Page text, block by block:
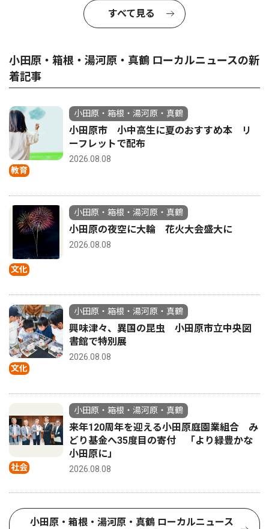
すべて見る
小田原・箱根・湯河原・真鶴 ローカルニュースの新
着記事
教育
小田原・箱根・湯河原・真鶴
小田原市 小中高生に夏のおすすめ本 リ
ーフレットで配布
2026.08.08
文化
小田原・箱根・湯河原・真鶴
小田原の夜空に大輪 花火大会盛大に
2026.08.08
文化
小田原・箱根・湯河原・真鶴
興味津々、異国の昆虫 小田原市立中央図
書館で特別展
2026.08.08
社会
小田原・箱根・湯河原・真鶴
来年120周年を迎える小田原庭園業組合 み
どり基金へ35度目の寄付 「より緑豊かな
小田原に」
2026.08.08
小田原・箱根・湯河原・真鶴 ローカルニュース